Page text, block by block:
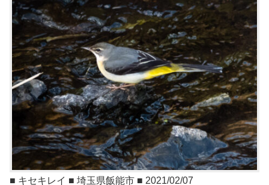
■ キセキレイ ■ 埼玉県飯能市 ■ 2021/02/07